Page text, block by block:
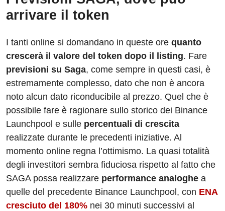
arrivare il token
I tanti online si domandano in queste ore quanto
crescerà il valore del token dopo il listing. Fare
previsioni su Saga, come sempre in questi casi, è
estremamente complesso, dato che non è ancora
noto alcun dato riconducibile al prezzo. Quel che è
possibile fare è ragionare sullo storico dei Binance
Launchpool e sulle percentuali di crescita
realizzate durante le precedenti iniziative. Al
momento online regna l’ottimismo. La quasi totalità
degli investitori sembra fiduciosa rispetto al fatto che
SAGA possa realizzare performance analoghe a
quelle del precedente Binance Launchpool, con ENA
cresciuto del 180% nei 30 minuti successivi al